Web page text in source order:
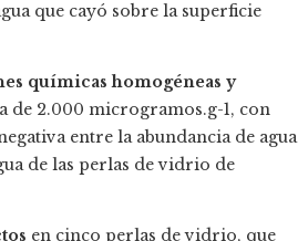
que cayó sobre la superficie
químicas homogéneas y
de 2.000 microgramos.g-1, con
entre la abundancia de agua
de las perlas de vidrio de
en cinco perlas de vidrio, que